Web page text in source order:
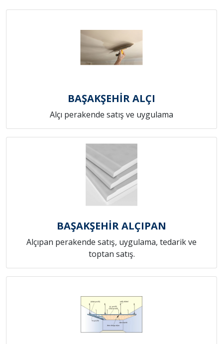
BAŞAKŞEHİR ALÇI
Alçı perakende satış ve uygulama
BAŞAKŞEHİR ALÇIPAN
Alçıpan perakende satış, uygulama, tedarik ve
toptan satış.